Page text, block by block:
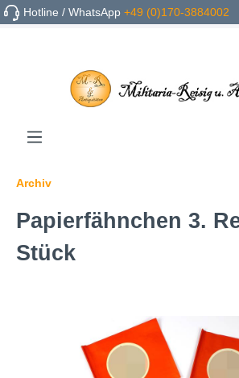
Hotline / WhatsApp+49 (0)170-3884002
Archiv
Papierfähnchen 3.
Stück